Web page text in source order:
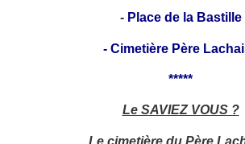
-Place de la Bastille
- Cimetière Père
*****
Le SAVIEZ VOUS ?
Le cimetière du Père